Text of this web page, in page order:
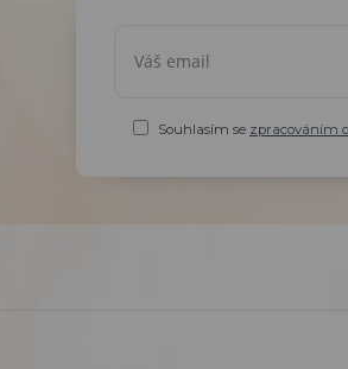
Souhlasím se zpracováním